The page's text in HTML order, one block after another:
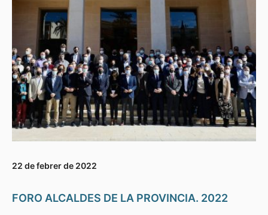
22 de febrer de 2022
FORO ALCALDES DE LA PROVINCIA. 2022